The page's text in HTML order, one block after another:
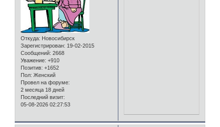
Откуда: Новосибирск
Зарегистрирован: 19-02-2015
Сообщений: 2668
Уважение: +910
Позитив: +1652
Пол: Женский
Провел на форуме:
2 месяца 18 дней
Последний визит:
05-08-2026 02:27:53